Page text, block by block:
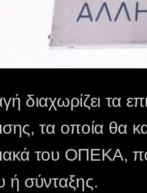
διαχωρίζει τα
τα οποία θα
του ΟΠΕΚΑ,
ή σύνταξης.